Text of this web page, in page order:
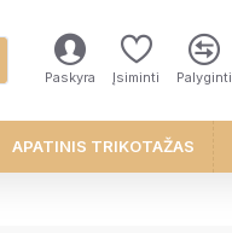
Paskyra Įsiminti Palyginti
APATINIS TRIKOTAŽAS